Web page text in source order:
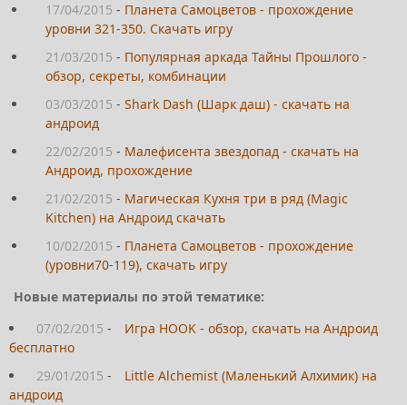
17/04/2015 - Планета Самоцветов - прохождение
уровни 321-350. Скачать игру
21/03/2015 - Популярная аркада Тайны Прошлого -
обзор, секреты, комбинации
03/03/2015 - Shark Dash (Шарк даш) - скачать на
андроид
22/02/2015 - Малефисента звездопад - скачать на
Андроид, прохождение
21/02/2015 - Магическая Кухня три в ряд (Magic
Kitchen) на Андроид скачать
10/02/2015 - Планета Самоцветов - прохождение
(уровни70-119), скачать игру
Новые материалы по этой тематике:
07/02/2015 -
Игра HOOK - обзор, скачать на Андроид
бесплатно
29/01/2015 -
Little Alchemist (Маленький Алхимик) на
андроид